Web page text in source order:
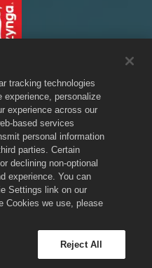
策
則
的個人資訊
策
策
援
援
化論）以及 Merge Dragons! 的標
龍進化論商店由 Zynga, Inc. 營運。商
供的商品與價格隨地區而異。
tracking technologies
experience, personalize
experience across our
based services
personal information
parties. Certain
declining non-optional
experience. You can
Settings link on our
Cookies we use, please
Reject All